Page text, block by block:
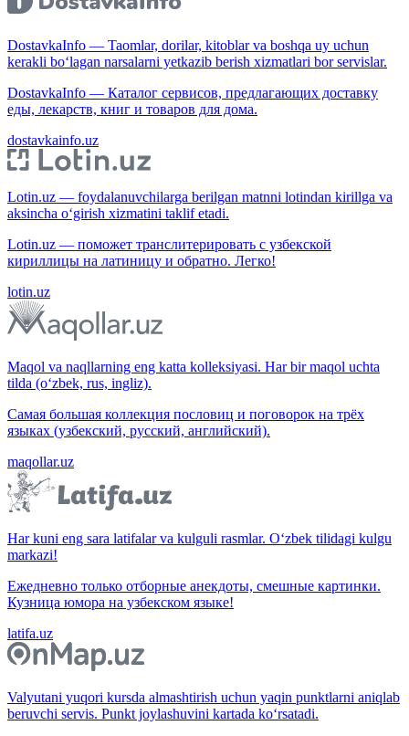
DostavkaInfo — Taomlar, dorilar, kitoblar va boshqa uy uchun
kerakli bo‘lagan narsalarni yetkazib berish xizmatlari bor servislar.
DostavkaInfo — Каталог сервисов, предлагающих доставку
еды, лекарств, книг и товаров для дома.
dostavkainfo.uz
Lotin.uz — foydalanuvchilarga berilgan matnni lotindan kirillga va
aksincha o‘girish xizmatini taklif etadi.
Lotin.uz — поможет транслитерировать с узбекской
кириллицы на латиницу и обратно. Легко!
lotin.uz
Maqol va naqllarning eng katta kolleksiyasi. Har bir maqol uchta
tilda (o‘zbek, rus, ingliz).
Самая большая коллекция пословиц и поговорок на трёх
языках (узбекский, русский, английский).
maqollar.uz
Har kuni eng sara latifalar va kulguli rasmlar. O‘zbek tilidagi kulgu
markazi!
Ежедневно только отборные анекдоты, смешные картинки.
Кузница юмора на узбекском языке!
latifa.uz
Valyutani yuqori kursda almashtirish uchun yaqin punktlarni aniqlab
beruvchi servis. Punkt joylashuvini kartada ko‘rsatadi.